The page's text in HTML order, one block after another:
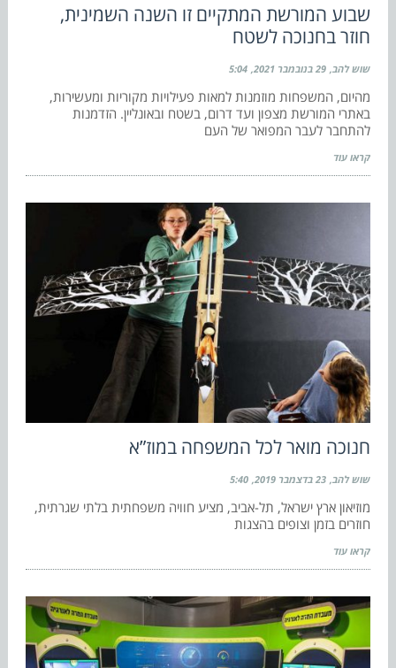
שבוע המורשת המתקיים זו השנה השמינית,
חוזר בחנוכה לשטח
שוש להב 29 בנובמבר 2021 5:04
מהיום, המשפחות מוזמנות למאות פעילויות מקוריות ומעשירות,
באתרי המורשת מצפון ועד דרום, בשטח ובאונליין. הזדמנות
להתחבר לעבר המפואר של העם
קראו עוד
חנוכה מואר לכל המשפחה במוז”א
שוש להב 23 בדצמבר 2019 5:40
מוזיאון ארץ ישראל, תל-אביב, מציע חוויה משפחתית בלתי שגרתית,
חוזרים בזמן וצופים בהצגות
קראו עוד